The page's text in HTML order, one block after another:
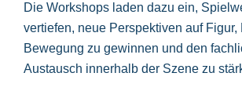
Die Workshops laden dazu ein,
vertiefen, neue Perspektiven auf Figur,
Bewegung zu gewinnen und den
Austausch innerhalb der Szene zu